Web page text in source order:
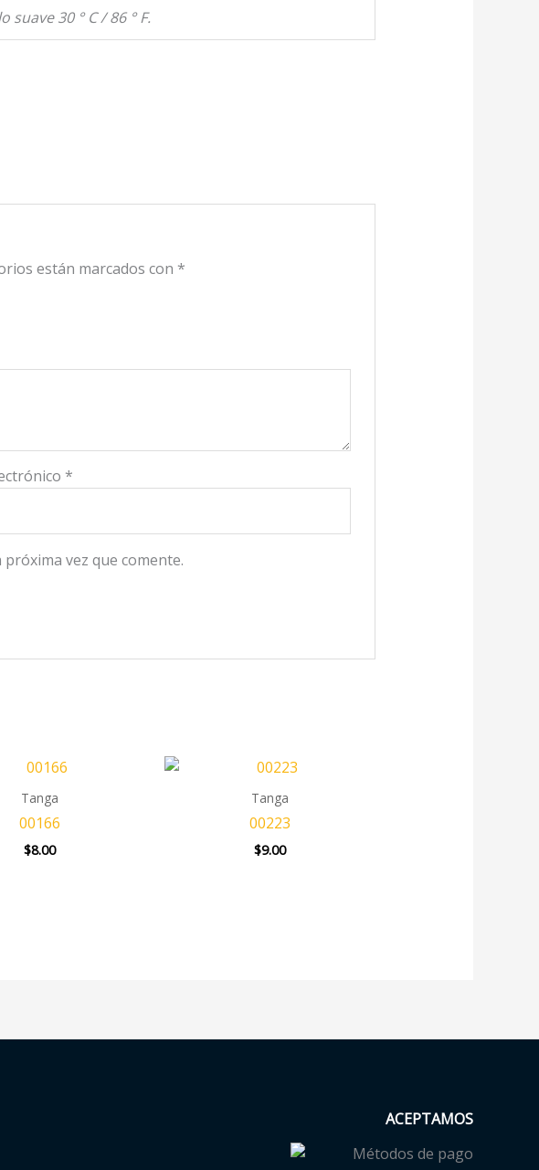
30 ° C / 86 ° F.
están marcados con *
*
vez que comente.
Tanga
00166
$8.00
Tanga
00223
$9.00
ACEPTAMOS